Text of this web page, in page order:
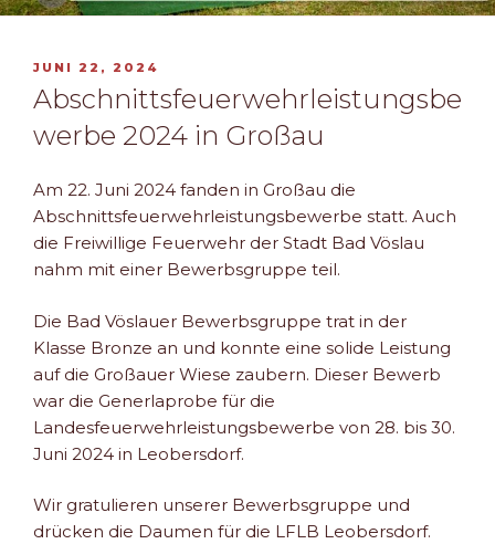
VERÖFFENTLICHT
AM
JUNI 22, 2024
Abschnittsfeuerwehrleistungsbe
werbe 2024 in Großau
Am 22. Juni 2024 fanden in Großau die
Abschnittsfeuerwehrleistungsbewerbe statt. Auch
die Freiwillige Feuerwehr der Stadt Bad Vöslau
nahm mit einer Bewerbsgruppe teil.
Die Bad Vöslauer Bewerbsgruppe trat in der
Klasse Bronze an und konnte eine solide Leistung
auf die Großauer Wiese zaubern. Dieser Bewerb
war die Generlaprobe für die
Landesfeuerwehrleistungsbewerbe von 28. bis 30.
Juni 2024 in Leobersdorf.
Wir gratulieren unserer Bewerbsgruppe und
drücken die Daumen für die LFLB Leobersdorf.